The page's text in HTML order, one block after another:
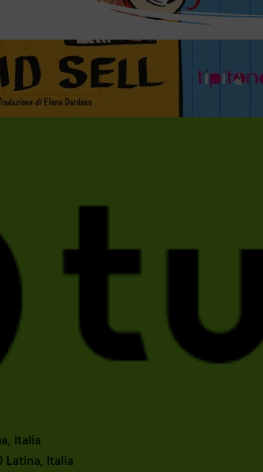
Italia
Latina, Italia